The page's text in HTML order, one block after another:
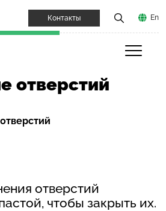
Контакты En
отверстий
отверстий
чтобы закрыть их.